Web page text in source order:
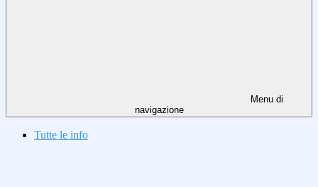
Menu di
navigazione
Tutte le info